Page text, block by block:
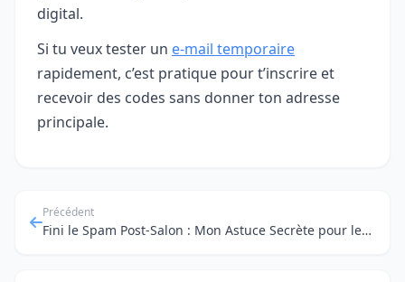
digital.
Si tu veux tester un e-mail temporaire
rapidement, c’est pratique pour t’inscrire et
recevoir des codes sans donner ton adresse
principale.
Précédent
Fini le Spam Post-Salon : Mon Astuce Secrète pour les Salons Professionnels